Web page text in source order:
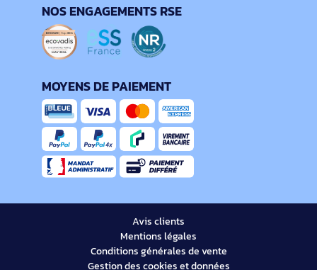
NOS ENGAGEMENTS RSE
MOYENS DE PAIEMENT
Avis clients
Mentions légales
Conditions générales de vente
Gestion des cookies et données